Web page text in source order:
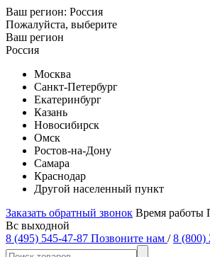
Ваш регион: Россия
Пожалуйста, выберите
Ваш регион
Россия
Москва
Санкт-Петербург
Екатеринбург
Казань
Новосибирск
Омск
Ростов-на-Дону
Самара
Краснодар
Другой населенный пункт
Заказать обратный звонок Время работы
Вс выходной
8 (495) 545-47-87 Позвоните нам / 8 (800)